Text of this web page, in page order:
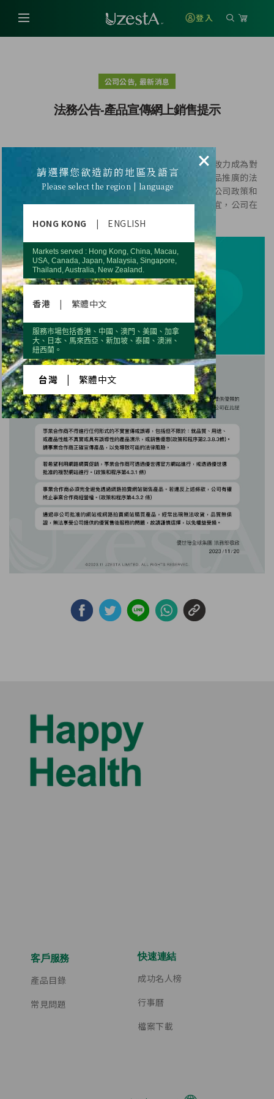
登入
公司公告, 最新消息
法務公告-產品宣傳網上銷售提示
優世德公司秉承“傳遞簡單、平衡及服務”的理念，致力成為對
世界有正面影響的公司。優世德公司一直遵守有關產品推廣的法
律和商業道德，致力於向顧客提供優質的產品。根據公司政策和
程序，就事業合作商對於宣傳方式和網上銷售相關事宜，公司在
此提示如下：
客戶服務
產品目錄
常見問題
快速連結
成功名人榜
行事曆
檔案下載
×
請選擇您欲造訪的地區及語言
Please select the region | language
HONG KONG | ENGLISH
Markets served : Hong Kong, China, Macau,
USA, Canada, Japan, Malaysia, Singapore,
Thailand, Australia, New Zealand.
香港 | 繁體中文
服務市場包括香港、中國、澳門、美國、加拿
大、日本、馬來西亞、新加坡、泰國、澳洲、
紐西蘭。
台灣 繁體中文